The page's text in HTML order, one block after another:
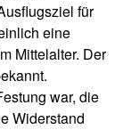
für
eine
Mittelalter. Der
war, die
Widerstand